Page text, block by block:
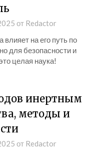
от Redactor
влияет на его путь по
для безопасности и
целая наука!
инертным
методы и
от Redactor